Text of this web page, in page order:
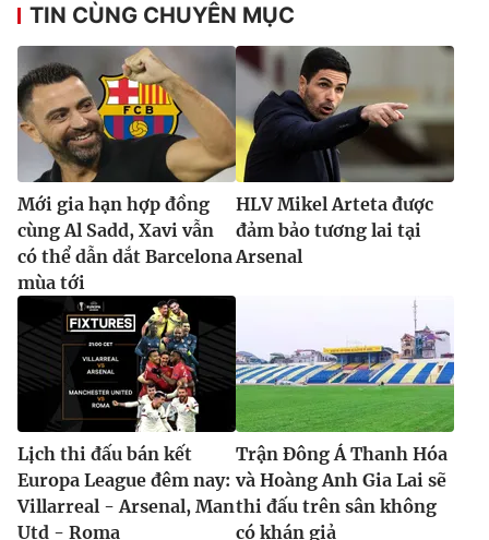
TIN CÙNG CHUYÊN MỤC
Mới gia hạn hợp đồng
cùng Al Sadd, Xavi vẫn
có thể dẫn dắt Barcelona
mùa tới
HLV Mikel Arteta được
đảm bảo tương lai tại
Arsenal
Lịch thi đấu bán kết
Europa League đêm nay:
Villarreal - Arsenal, Man
Utd - Roma
Trận Đông Á Thanh Hóa
và Hoàng Anh Gia Lai sẽ
thi đấu trên sân không
có khán giả